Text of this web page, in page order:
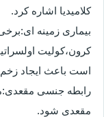
کلامیدیا اشاره کرد.
بیماری زمینه
کرون،کولیت
است باعث ایجاد
رابطه جنسی
مقعدی شود.